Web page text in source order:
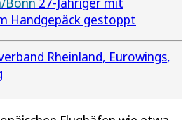
Handgepäck gestoppt
Rheinland Eurowings